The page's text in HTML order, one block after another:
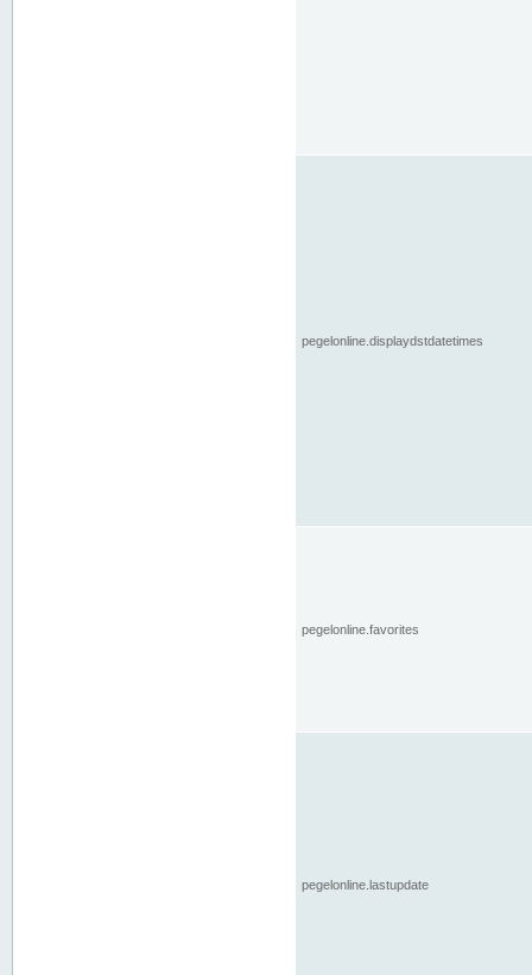
pegelonline.displaydstdatetimes
pegelonline.favorites
pegelonline.lastupdate